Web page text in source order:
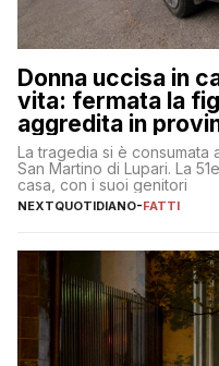
Donna uccisa in
vita: fermata la
aggredita in
La tragedia si è consumata
San Martino di Lupari. La
casa, con i suoi genitori
NEXTQUOTIDIANO-FATTI